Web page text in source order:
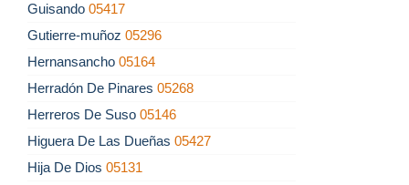
Guisando 05417
Gutierre-muñoz 05296
Hernansancho 05164
Herradón De Pinares 05268
Herreros De Suso 05146
Higuera De Las Dueñas 05427
Hija De Dios 05131